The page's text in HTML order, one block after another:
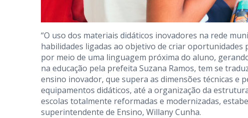
“O uso dos materiais didáticos inovadores na rede
habilidades ligadas ao objetivo de criar
por meio de uma linguagem próxima do aluno,
na educação pela prefeita Suzana Ramos, tem se
ensino inovador, que supera as dimensões técnicas e
equipamentos didáticos, até a organização da
escolas totalmente reformadas e modernizadas,
superintendente de Ensino, Willany Cunha.